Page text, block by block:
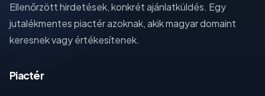
Ellenőrzött hirdetések, konkrét ajánlatküldés. Egy
jutalékmentes piactér azoknak, akik magyar domaint
keresnek vagy értékesítenek.
Piactér